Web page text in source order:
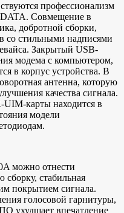
профессионализм
Совмещение в
добротной сборки,
со стильными надписями
Закрытый USB-
модема с компьютером,
в корпус устройства. В
антенна, которую
качества сигнала.
UIM-карты находится в
модели
можно отнести
стабильная
покрытием сигнала.
голосовой гарнитуры,
ухудшает впечатление